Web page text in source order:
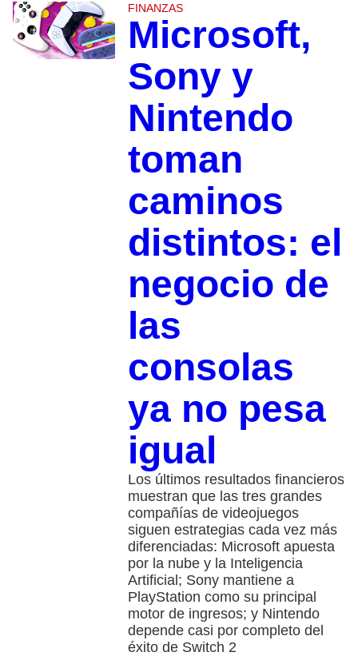
FINANZAS
Microsoft,
Sony y
Nintendo
toman
caminos
distintos: el
negocio de
las
consolas
ya no pesa
igual
Los últimos resultados financieros
muestran que las tres grandes
compañías de videojuegos
siguen estrategias cada vez más
diferenciadas: Microsoft apuesta
por la nube y la Inteligencia
Artificial; Sony mantiene a
PlayStation como su principal
motor de ingresos; y Nintendo
depende casi por completo del
éxito de Switch 2